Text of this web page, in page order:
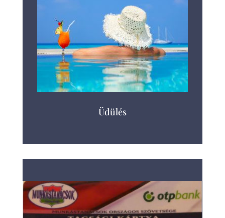
Üdülés